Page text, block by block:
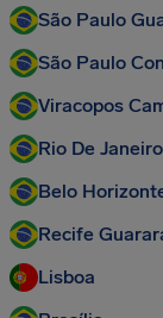
São Paulo
São Paulo
Viracopos
Rio De
Belo
Recife
Lisboa